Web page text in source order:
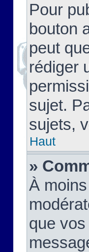
Pour
bouton
peut
rédiger
sujet.
sujets,
Haut
»
À
que